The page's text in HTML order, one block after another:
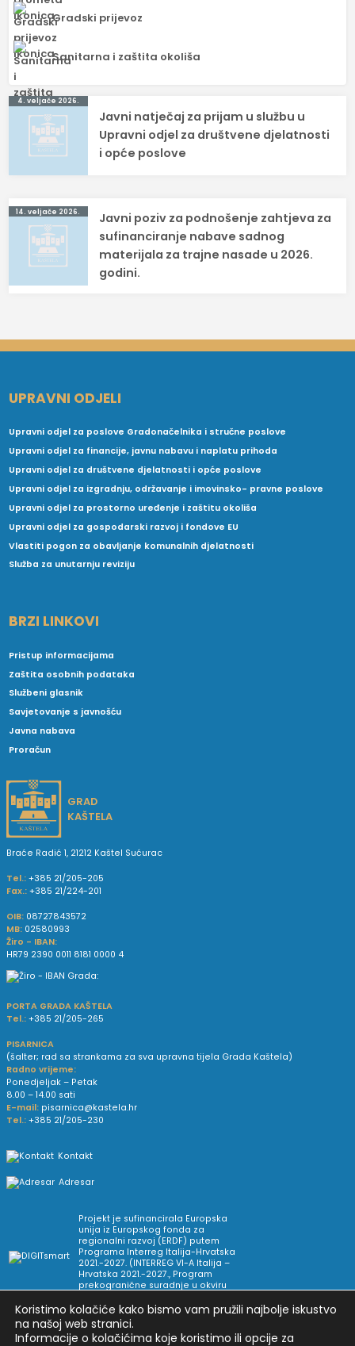
Gradski prijevoz
Sanitarna i zaštita okoliša
Navigacija
objava
4. veljače 2026.
Javni natječaj za prijam u službu u
Upravni odjel za društvene djelatnosti
i opće poslove
14. veljače 2026.
Javni poziv za podnošenje zahtjeva za
sufinanciranje nabave sadnog
materijala za trajne nasade u 2026.
godini.
UPRAVNI ODJELI
Upravni odjel za poslove Gradonačelnika i stručne poslove
Upravni odjel za financije, javnu nabavu i naplatu prihoda
Upravni odjel za društvene djelatnosti i opće poslove
Upravni odjel za izgradnju, održavanje i imovinsko- pravne poslove
Upravni odjel za prostorno uređenje i zaštitu okoliša
Upravni odjel za gospodarski razvoj i fondove EU
Vlastiti pogon za obavljanje komunalnih djelatnosti
Služba za unutarnju reviziju
BRZI LINKOVI
Pristup informacijama
Zaštita osobnih podataka
Službeni glasnik
Savjetovanje s javnošću
Javna nabava
Proračun
GRAD
KAŠTELA
Braće Radić 1, 21212 Kaštel Sućurac
Tel.: +385 21/205-205
Fax.: +385 21/224-201
OIB: 08727843572
MB: 02580993
Žiro - IBAN:
HR79 2390 0011 8181 0000 4
PORTA GRADA KAŠTELA
Tel.: +385 21/205-265
PISARNICA
(šalter; rad sa strankama za sva upravna tijela Grada Kaštela)
Radno vrijeme:
Ponedjeljak – Petak
8.00 – 14.00 sati
E-mail: pisarnica@kastela.hr
Tel.: +385 21/205-230
Kontakt
Adresar
Projekt je sufinancirala Europska
unija iz Europskog fonda za
regionalni razvoj (ERDF) putem
Programa Interreg Italija-Hrvatska
2021.-2027. (INTERREG VI-A Italija –
Hrvatska 2021.-2027., Program
prekogranične suradnje u okviru
Arhiva novosti Uvjeti korištenja Impressum
Koristimo kolačiće kako bismo vam pružili najbolje iskustvo
na našoj web stranici.
Informacije o kolačićima koje koristimo ili opcije za